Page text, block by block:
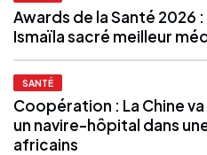
Awards de la Santé 2026
Ismaïla sacré meilleur
SANTÉ
Coopération : La Chine
un navire-hôpital dans
africains